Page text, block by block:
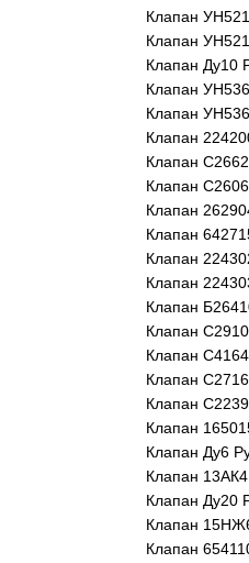
Клапан
Клапан
Клапан Ду10
Клапан
Клапан
Клапан
Клапан
Клапан
Клапан
Клапан
Клапан
Клапан
Клапан
Клапан
Клапан
Клапан
Клапан
Клапан
Клапан Ду6
Клапан
Клапан Ду20
Клапан
Клапан